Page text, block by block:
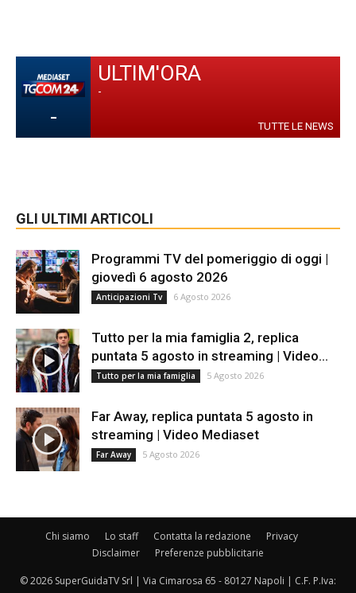
-
ULTIM'ORA
-
TUTTE LE NEWS
GLI ULTIMI ARTICOLI
Programmi TV del pomeriggio di oggi |
giovedì 6 agosto 2026
Anticipazioni Tv 6 Agosto 2026
Tutto per la mia famiglia 2, replica
puntata 5 agosto in streaming | Video...
Tutto per la mia famiglia 5 Agosto 2026
Far Away, replica puntata 5 agosto in
streaming | Video Mediaset
Far Away 5 Agosto 2026
Chi siamo Lo staff Contatta la redazione
Privacy
Disclaimer
Preferenze pubblicitarie
© 2026 SuperGuidaTV Srl | Via Cimarosa 65 - 80127 Napoli | C.F. P.Iva: